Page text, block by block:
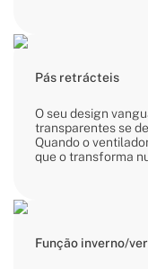
Pás retrácteis
O seu design
transparentes se
Quando o
que o transforma
Função inverno/